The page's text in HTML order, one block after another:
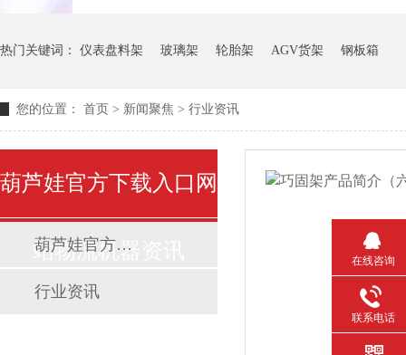
热门关键词： 仪表盘料架 玻璃架 轮胎架 AGV货架 钢板箱
您的位置： 首页 > 新闻聚焦 > 行业资讯
葫芦娃官方下载入口网
站物流机器资讯
葫芦娃官方下载入口网站动态
行业资讯
在线咨询
联系电话